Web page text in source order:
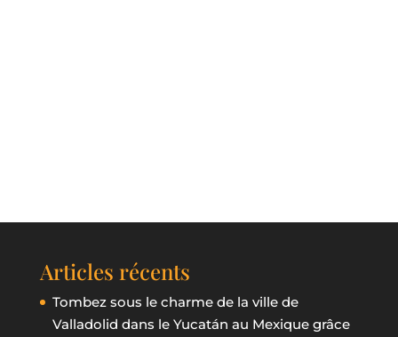
Articles récents
Tombez sous le charme de la ville de
Valladolid dans le Yucatán au Mexique grâce